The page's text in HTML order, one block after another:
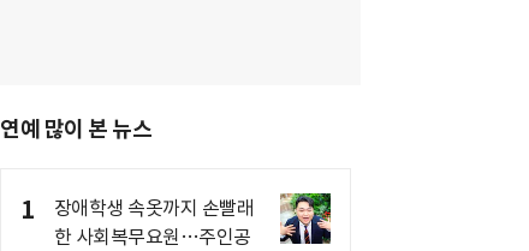
연예 많이 본 뉴스
1
장애학생 속옷까지 손빨래
한 사회복무요원…주인공